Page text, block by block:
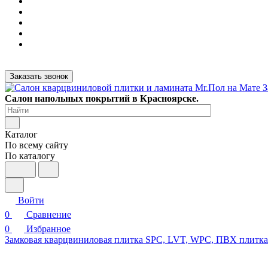
Заказать звонок
Салон напольных покрытий в Красноярске.
Каталог
По всему сайту
По каталогу
Войти
0
Сравнение
0
Избранное
Замковая кварцвиниловая плитка SPC, LVT, WPC, ПВХ